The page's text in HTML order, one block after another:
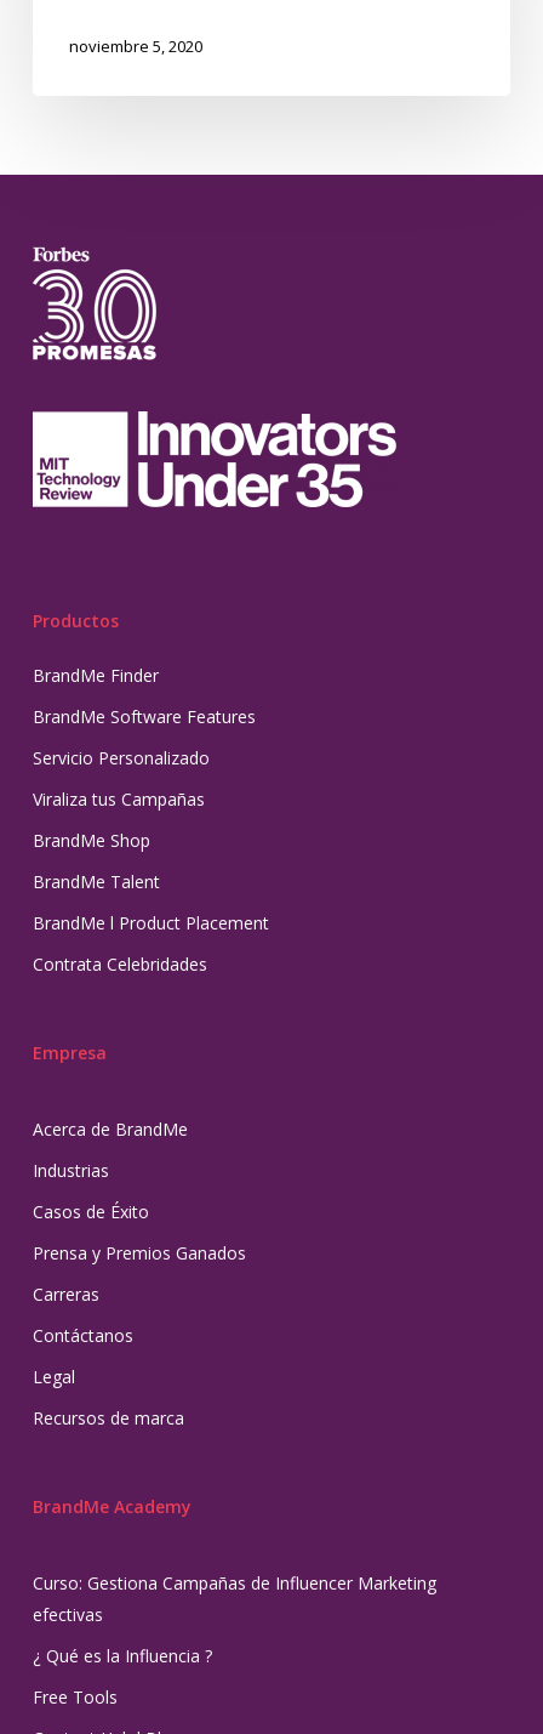
noviembre 5, 2020
Productos
BrandMe Finder
BrandMe Software Features
Servicio Personalizado
Viraliza tus Campañas
BrandMe Shop
BrandMe Talent
BrandMe l Product Placement
Contrata Celebridades
Empresa
Acerca de BrandMe
Industrias
Casos de Éxito
Prensa y Premios Ganados
Carreras
Contáctanos
Legal
Recursos de marca
BrandMe Academy
Curso: Gestiona Campañas de Influencer Marketing
efectivas
¿ Qué es la Influencia ?
Free Tools